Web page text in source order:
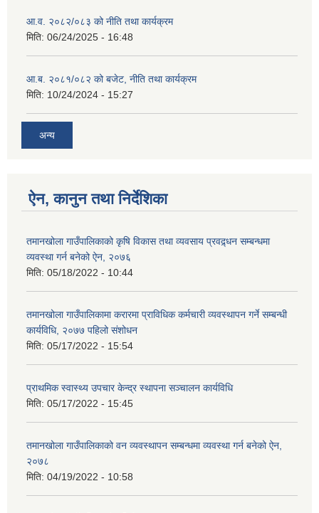
आ.व. २०८२/०८३ को नीति तथा कार्यक्रम
मिति: 06/24/2025 - 16:48
आ.ब. २०८१/०८२ को बजेट, नीति तथा कार्यक्रम
मिति: 10/24/2024 - 15:27
अन्य
ऐन, कानुन तथा निर्देशिका
तमानखोला गाउँपालिकाको कृषि विकास तथा व्यवसाय प्रवद्र्धन सम्बन्धमा
व्यवस्था गर्न बनेको ऐन, २०७६
मिति: 05/18/2022 - 10:44
तमानखोला गाउँपालिकामा करारमा प्राविधिक कर्मचारी व्यवस्थापन गर्ने सम्बन्धी
कार्यविधि, २०७७ पहिलो संशोधन
मिति: 05/17/2022 - 15:54
प्राथमिक स्वास्थ्य उपचार केन्द्र स्थापना सञ्चालन कार्यविधि
मिति: 05/17/2022 - 15:45
तमानखोला गाउँपालिकाको वन व्यवस्थापन सम्बन्धमा व्यवस्था गर्न बनेको ऐन,
२०७८
मिति: 04/19/2022 - 10:58